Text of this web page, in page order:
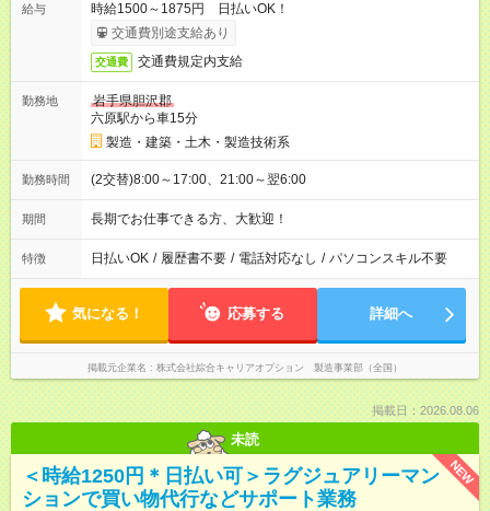
給与
時給1500～1875円 日払いOK！
交通費別途支給あり
交通費 交通費規定内支給
勤務地
岩手県胆沢郡
六原駅から車15分
製造・建築・土木・製造技術系
勤務時間 (2交替)8:00～17:00、21:00～翌6:00
期間 長期でお仕事できる方、大歓迎！
特徴 日払いOK / 履歴書不要 / 電話対応なし / パソコンスキル不要
気になる！ 応募する 詳細へ
掲載元企業名 株式会社綜合キャリアオプション 製造事業部（全国）
掲載日：2026.08.06
未読
NEW
＜時給1250円＊日払い可＞ラグジュアリーマン
ションで買い物代行などサポート業務